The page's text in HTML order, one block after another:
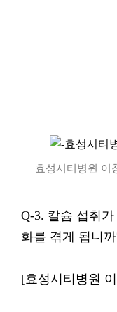
효성시티병원 이
Q-3. 칼슘 섭취
화를 겪게 됩니
[효성시티병원